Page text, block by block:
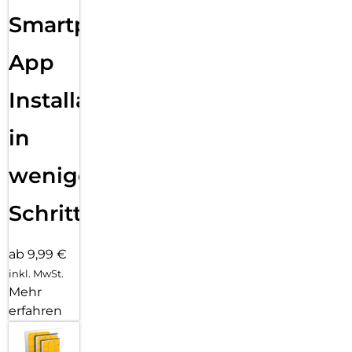
Sende eine Textnachricht, ruf jemanden an, lade Musik und
Podcasts und kontaktiere den Notruf – alles ohne dein
iPhone. Und jetzt bist du mit schnellem 5G unterwegs noch
Smartphone
App
Installation
in
wenigen
Schritten
ab 9,99 €
inkl. MwSt.
Mehr
erfahren